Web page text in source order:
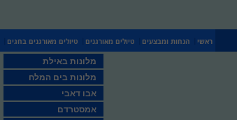
ראשי הנחות ומבצעים טיולים מאורגנים טיולים מאורגנים בחגים
מלונות באילת
מלונות בים המלח
אבו דאבי
אמסטרדם